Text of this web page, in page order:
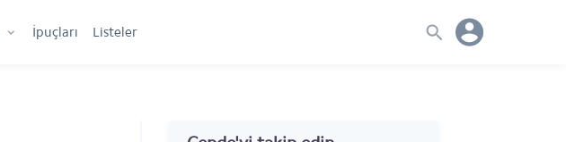
İpuçları Listeler